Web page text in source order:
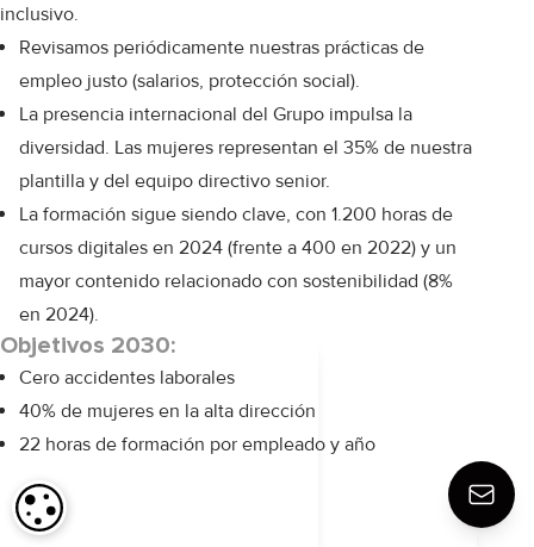
inclusivo.
Revisamos periódicamente nuestras prácticas de
empleo justo (salarios, protección social).
La presencia internacional del Grupo impulsa la
diversidad. Las mujeres representan el 35% de nuestra
plantilla y del equipo directivo senior.
La formación sigue siendo clave, con 1.200 horas de
cursos digitales en 2024 (frente a 400 en 2022) y un
mayor contenido relacionado con sostenibilidad (8%
en 2024).
Objetivos 2030:
Cero accidentes laborales
40% de mujeres en la alta dirección
22 horas de formación por empleado y año